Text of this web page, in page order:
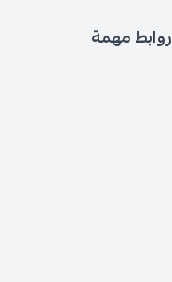
روابط مهمة